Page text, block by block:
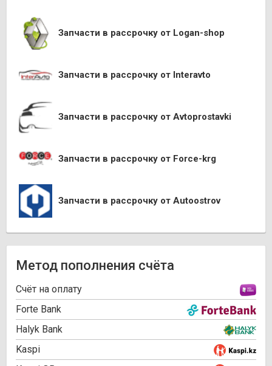
Запчасти в рассрочку от Logan-shop
Запчасти в рассрочку от Interavto
Запчасти в рассрочку от Avtoprostavki
Запчасти в рассрочку от Force-krg
Запчасти в рассрочку от Autoostrov
Метод пополнения счёта
Cчёт на оплату
Forte Bank
Halyk Bank
Kaspi